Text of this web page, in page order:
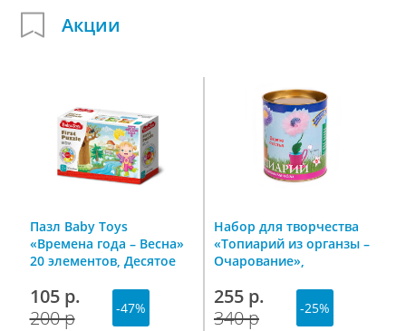
Акции
Пазл Baby Toys
«Времена года – Весна»
20 элементов, Десятое
105 р.
200 р
-47%
Набор для творчества
«Топиарий из органзы –
Очарование»,
255 р.
340 р
-25%